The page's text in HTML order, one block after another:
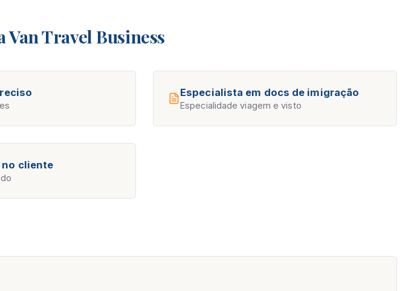
Van Travel Business
Especialista em docs de imigração
Especialidade viagem e visto
cliente